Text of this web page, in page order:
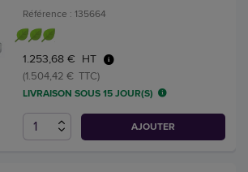
Référence : 135664
1.253,68 € HT
(1.504,42 € TTC)
LIVRAISON SOUS 15 JOUR(S)
AJOUTER